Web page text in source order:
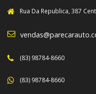
Rua Da Republica, 387
(83) 98784-8660
(83) 98784-8660